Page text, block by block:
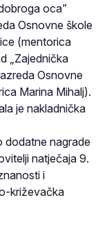
oca”
Osnovne škole
(mentorica
„Zajednička
Osnovne
Marina Mihalj).
je nakladnička
dodatne nagrade
natječaja 9.
i
križevačka